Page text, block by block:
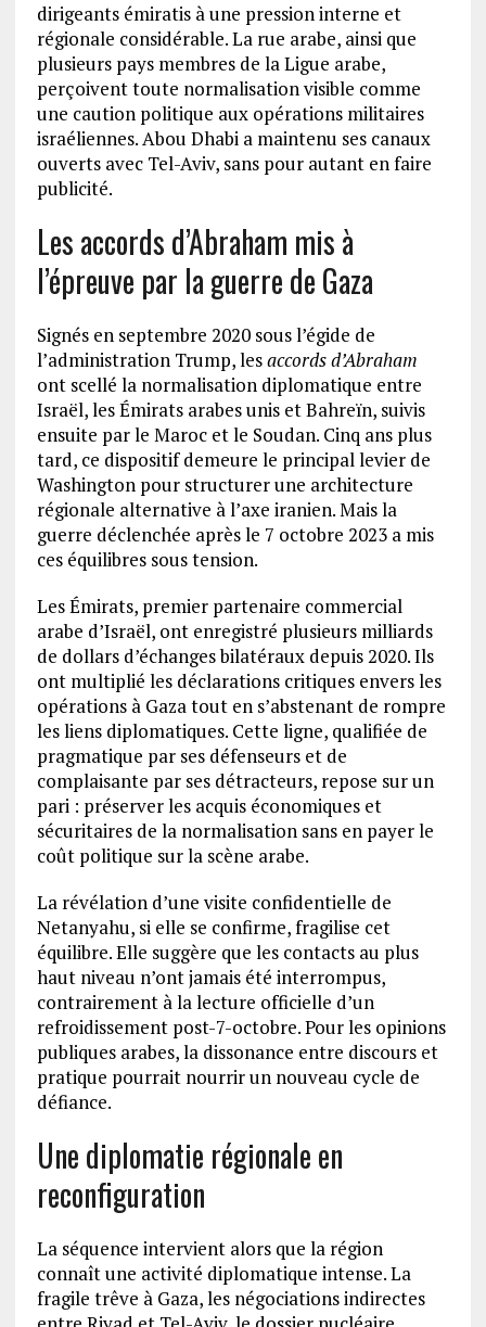
dirigeants émiratis à une pression interne et
régionale considérable. La rue arabe, ainsi que
plusieurs pays membres de la Ligue arabe,
perçoivent toute normalisation visible comme
une caution politique aux opérations militaires
israéliennes. Abou Dhabi a maintenu ses canaux
ouverts avec Tel-Aviv, sans pour autant en faire
publicité.
Les accords d’Abraham mis à
l’épreuve par la guerre de Gaza
Signés en septembre 2020 sous l’égide de
l’administration Trump, lesaccords d’Abraham
ont scellé la normalisation diplomatique entre
Israël, les Émirats arabes unis et Bahreïn, suivis
ensuite par le Maroc et le Soudan. Cinq ans plus
tard, ce dispositif demeure le principal levier de
Washington pour structurer une architecture
régionale alternative à l’axe iranien. Mais la
guerre déclenchée après le 7 octobre 2023 a mis
ces équilibres sous tension.
Les Émirats, premier partenaire commercial
arabe d’Israël, ont enregistré plusieurs milliards
de dollars d’échanges bilatéraux depuis 2020. Ils
ont multiplié les déclarations critiques envers les
opérations à Gaza tout en s’abstenant de rompre
les liens diplomatiques. Cette ligne, qualifiée de
pragmatique par ses défenseurs et de
complaisante par ses détracteurs, repose sur un
pari : préserver les acquis économiques et
sécuritaires de la normalisation sans en payer le
coût politique sur la scène arabe.
La révélation d’une visite confidentielle de
Netanyahu, si elle se confirme, fragilise cet
équilibre. Elle suggère que les contacts au plus
haut niveau n’ont jamais été interrompus,
contrairement à la lecture officielle d’un
refroidissement post-7-octobre. Pour les opinions
publiques arabes, la dissonance entre discours et
pratique pourrait nourrir un nouveau cycle de
défiance.
Une diplomatie régionale en
reconfiguration
La séquence intervient alors que la région
connaît une activité diplomatique intense. La
fragile trêve à Gaza, les négociations indirectes